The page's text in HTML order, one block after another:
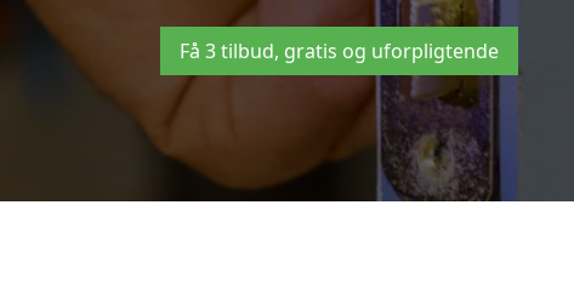
Få 3 tilbud, gratis og uforpligtende